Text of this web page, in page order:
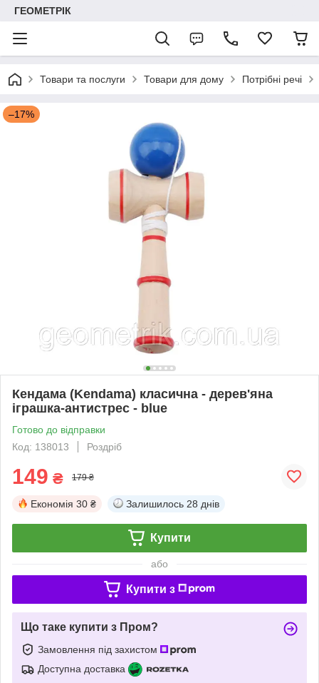
ГЕОМЕТРІК
Товари та послуги Товари для дому Потрібні речі
–17%
Кендама (Kendama) класична - дерев'яна
іграшка-антистрес - blue
Готово до відправки
Код: 138013
Роздріб
149 ₴ 179 ₴
Економія 30 ₴ Залишилось 28 днів
Купити
або
Купити з
Що таке купити з Пром?
Замовлення під захистом
Доступна доставка